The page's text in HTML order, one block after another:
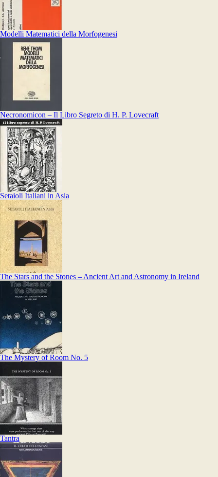
Modelli Matematici della Morfogenesi
Necronomicon – Il Libro Segreto di H. P. Lovecraft
Setaioli Italiani in Asia
The Stars and the Stones – Ancient Art and Astronomy in Ireland
The Mystery of Room No. 5
Tantra